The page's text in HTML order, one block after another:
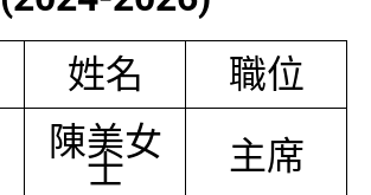
姓名
職位
陳美女
士 主席